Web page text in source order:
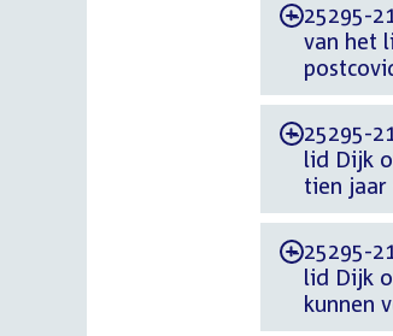
-25295-
van het
-25295-
lid Dijk
tien jaar
-25295-
lid Dijk
kunnen